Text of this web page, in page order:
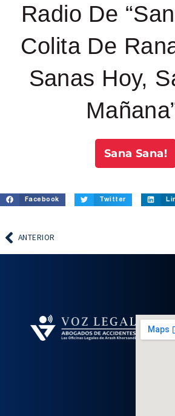
Radio De
Colita De
Sanas Hoy,
Sana Sana!
Facebook Twitter
ANTERIOR